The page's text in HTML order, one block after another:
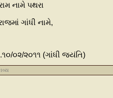
નામે પથરા
ગાંધી નામે,
૦૨/૨૦૧૧ (ગાંધી જયંતિ)